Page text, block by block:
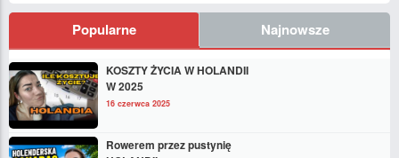
Popularne Najnowsze
KOSZTY ŻYCIA W HOLANDII
W 2025
16 czerwca 2025
Rowerem przez pustynię